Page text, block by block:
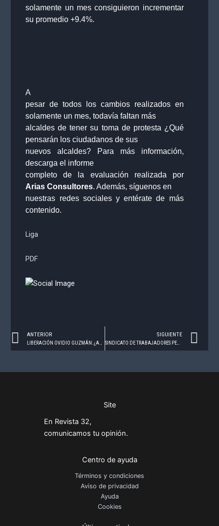
solamente un mes consiguieron incrementar
su promedio +9.4%.
A
pesar de todos los cambios realizados en
solamente un mes, todavía faltan más
alcaldes de tener su toma de protesta ¿Qué
pensarán los ciudadanos de sus
nuevos alcaldes?
Para más información,
descarga el informe
completo de la evaluación realizada por
Arias Consultores. Además, síguenos en
nuestras redes sociales y entérate de más
contenido.
Liga
PDF
Prev
ANTERIOR SIGUIENTE
SINDICATO DE TRABAJADORES PEMEX – OCTUBRE 2021
Site
En Revista 32,
comunicamos tu opinión.
Centro de ayuda
Términos y condiciones
Aviso de privacidad
Ayuda
Cookies